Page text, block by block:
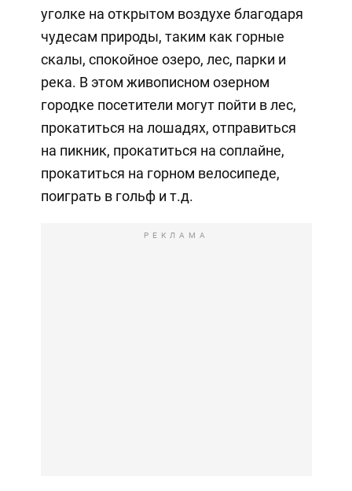
уголке на открытом воздухе благодаря
чудесам природы, таким как горные
скалы, спокойное озеро, лес, парки и
река. В этом живописном озерном
городке посетители могут пойти в лес,
прокатиться на лошадях, отправиться
на пикник, прокатиться на соплайне,
прокатиться на горном велосипеде,
поиграть в гольф и т.д.
РЕКЛАМА